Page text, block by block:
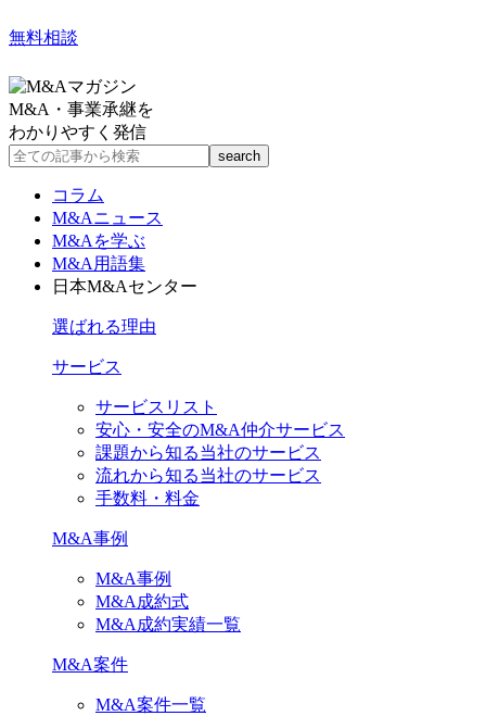
無料相談
M&A・事業承継を
わかりやすく発信
コラム
M&Aニュース
M&Aを学ぶ
M&A用語集
日本M&Aセンター
選ばれる理由
サービス
サービスリスト
安心・安全のM&A仲介サービス
課題から知る当社のサービス
流れから知る当社のサービス
手数料・料金
M&A事例
M&A事例
M&A成約式
M&A成約実績一覧
M&A案件
M&A案件一覧